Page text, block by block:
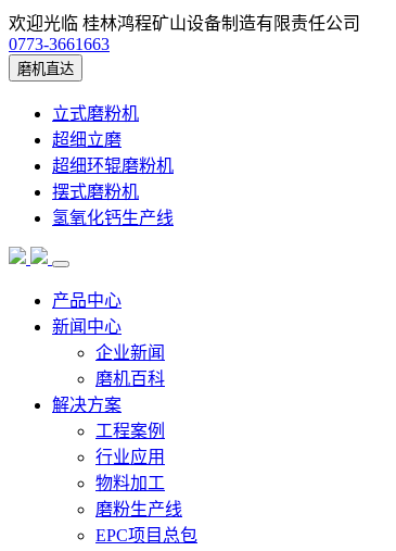
欢迎光临 桂林鸿程矿山设备制造有限责任公司
0773-3661663
磨机直达
立式磨粉机
超细立磨
超细环辊磨粉机
摆式磨粉机
氢氧化钙生产线
产品中心
新闻中心
企业新闻
磨机百科
解决方案
工程案例
行业应用
物料加工
磨粉生产线
EPC项目总包